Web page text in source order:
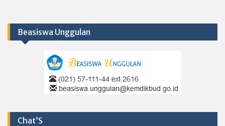
Beasiswa Unggulan
Chat’S